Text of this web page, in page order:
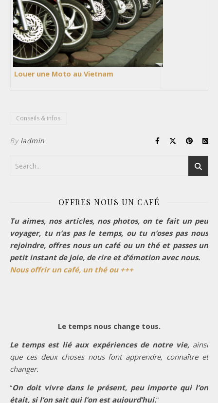
Louer une Moto au Vietnam
Conseils & infos
By ladmin
OFFRES NOUS UN CAFÉ
Tu aimes, nos articles, nos photos, on te fait un peu
voyager, tu n’as pas le temps, ou tu n’oses pas nous
rejoindre, offres nous un café ou un thé et passes un
petit instant de joie, de rire et d’émotion avec nous.
Nous offrir un café, un thé ou +++
Le temps nous change tous.
Le temps est lié aux expériences de notre vie, ainsi
que ces deux choses nous font apprendre, connaître et
changer.
“On doit vivre dans le présent, peu importe qui l’on
était, si l’on sait qui l’on est aujourd’hui.”